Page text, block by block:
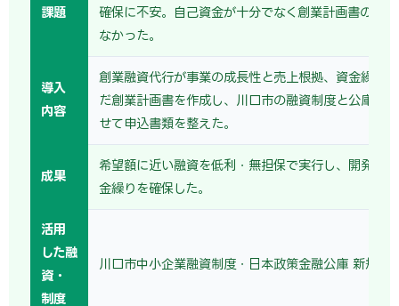
課題
確保に不安。自己資金が十分でなく創業計画書の作
なかった。
導入
内容
創業融資代行が事業の成長性と売上根拠、資金繰り
だ創業計画書を作成し、川口市の融資制度と公庫融
せて申込書類を整えた。
成果
希望額に近い融資を低利・無担保で実行し、開発に
金繰りを確保した。
活用
した融
資・
制度
川口市中小企業融資制度・日本政策金融公庫 新規開